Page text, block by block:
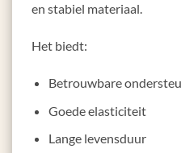
en stabiel materiaal.
Het biedt:
Betrouwbare
Goede elasticiteit
Lange levensduur